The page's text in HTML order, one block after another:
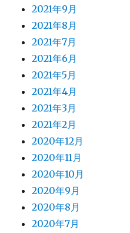
2021年9月
2021年8月
2021年7月
2021年6月
2021年5月
2021年4月
2021年3月
2021年2月
2020年12月
2020年11月
2020年10月
2020年9月
2020年8月
2020年7月